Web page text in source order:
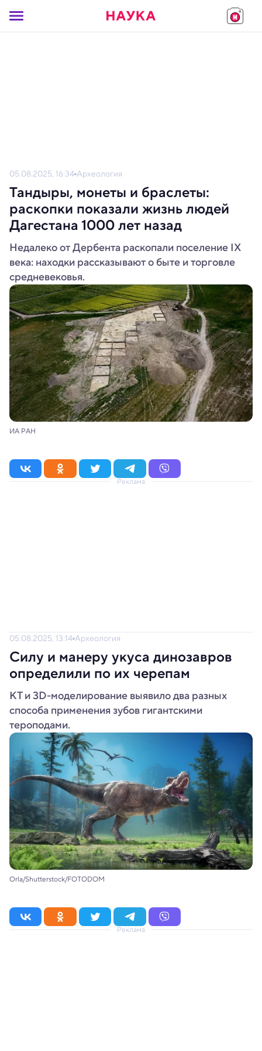
05.08.2025, 16:34 Археология
Тандыры, монеты и браслеты:
раскопки показали жизнь людей
Дагестана 1000 лет назад
Недалеко от Дербента раскопали поселение IX
века: находки рассказывают о быте и торговле
средневековья.
ИА РАН
Реклама
05.08.2025, 13:14 Археология
Силу и манеру укуса динозавров
определили по их черепам
КТ и 3D-моделирование выявило два разных
способа применения зубов гигантскими
тероподами.
Orla/Shutterstock/FOTODOM
Реклама